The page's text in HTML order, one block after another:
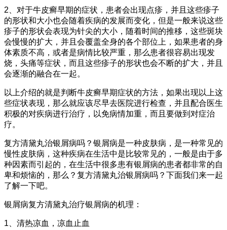
2、对于牛皮癣早期的症状，患者会出现点疹，并且这些疹子
的形状和大小也会随着疾病的发展而变化，但是一般来说这些
疹子的形状会表现为针尖的大小，随着时间的推移，这些斑块
会慢慢的扩大，并且会覆盖全身的各个部位上，如果患者的身
体素质不高，或者是病情比较严重，那么患者很容易出现发
烧，头痛等症状，而且这些疹子的形状也会不断的扩大，并且
会逐渐的融合在一起。
以上介绍的就是判断牛皮癣早期症状的方法，如果出现以上这
些症状表现，那么就应该尽早去医院进行检查，并且配合医生
积极的对疾病进行治疗，以免病情加重，而且要做到对症治
疗。
复方清黛丸治银屑病吗？银屑病是一种皮肤病，是一种常见的
慢性皮肤病，这种疾病在生活中是比较常见的，一般是由于多
种因素而引起的，在生活中很多患有银屑病的患者都非常的自
卑和烦恼的，那么？复方清黛丸治银屑病吗？下面我们来一起
了解一下吧。
银屑病复方清黛丸治疗银屑病的机理：
1、清热凉血，凉血止血